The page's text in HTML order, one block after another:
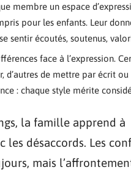
membre un espace
pour les enfants. Leur
sentir écoutés, soutenus,
face à l’expression.
d’autres de mettre par écrit ou
: chaque style mérite
la famille apprend à
les désaccords. Les
mais